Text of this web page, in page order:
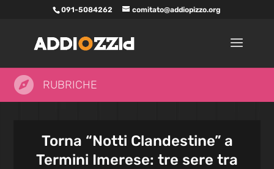
091-5084262 comitato@addiopizzo.org
 RUBRICHE
Torna “Notti Clandestine” a
Termini Imerese: tre sere tra